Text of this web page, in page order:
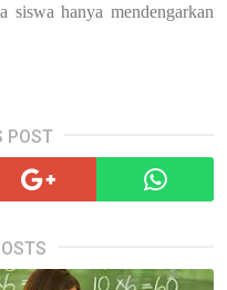
siswa hanya mendengarkan
POST